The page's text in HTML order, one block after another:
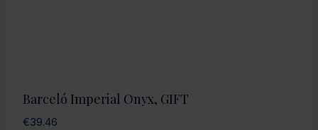
Barceló Imperial Onyx, GIFT
€39.46